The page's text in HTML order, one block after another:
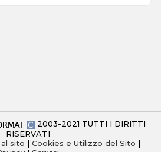
2003-2021 TUTTI I DIRITTI
RISERVATI
sito | Cookies e Utilizzo del Sito |